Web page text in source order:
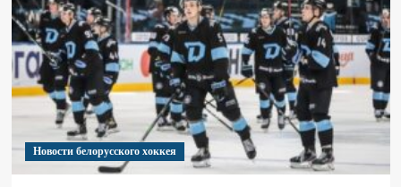
Новости белорусского хоккея